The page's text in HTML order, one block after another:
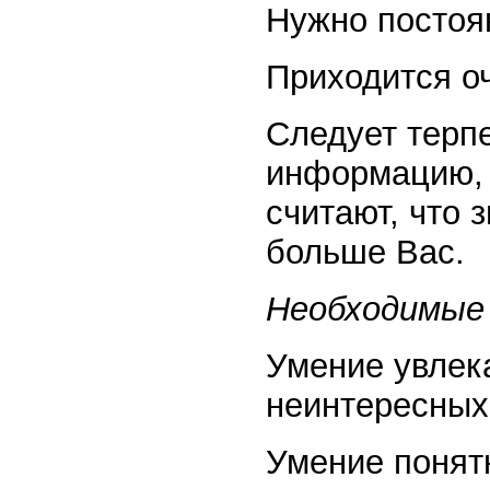
Нужно
Приходится
Следует
информацию,
считают, что
больше Вас.
Умение
Умение